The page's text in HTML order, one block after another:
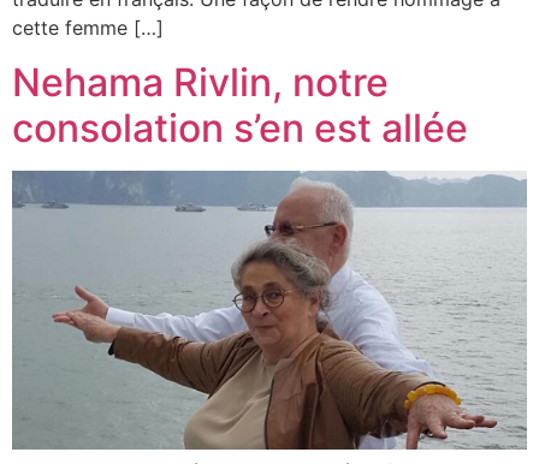
cette femme […]
Nehama Rivlin, notre
consolation s’en est allée